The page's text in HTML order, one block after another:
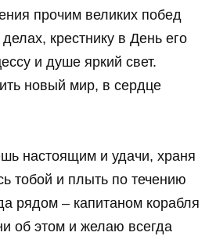
прочим великих побед
крестнику в День его
и душе яркий свет.
новый мир, в сердце
настоящим и удачи, храня
тобой и плыть по течению
рядом – капитаном корабля
об этом и желаю всегда